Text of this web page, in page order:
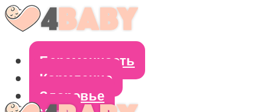
Беременность
Кормление
Здоровье